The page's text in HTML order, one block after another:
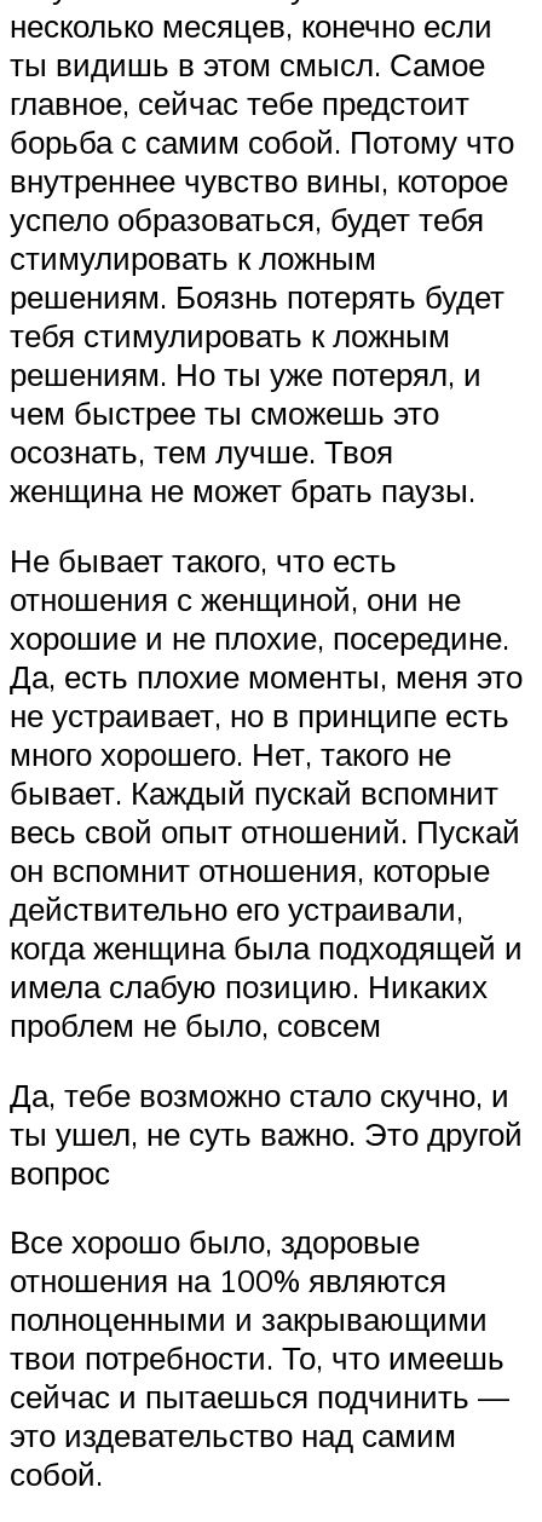
несколько месяцев, конечно если
ты видишь в этом смысл. Самое
главное, сейчас тебе предстоит
борьба с самим собой. Потому что
внутреннее чувство вины, которое
успело образоваться, будет тебя
стимулировать к ложным
решениям. Боязнь потерять будет
тебя стимулировать к ложным
решениям. Но ты уже потерял, и
чем быстрее ты сможешь это
осознать, тем лучше. Твоя
женщина не может брать паузы.
Не бывает такого, что есть
отношения с женщиной, они не
хорошие и не плохие, посередине.
Да, есть плохие моменты, меня это
не устраивает, но в принципе есть
много хорошего. Нет, такого не
бывает. Каждый пускай вспомнит
весь свой опыт отношений. Пускай
он вспомнит отношения, которые
действительно его устраивали,
когда женщина была подходящей и
имела слабую позицию. Никаких
проблем не было, совсем
Да, тебе возможно стало скучно, и
ты ушел, не суть важно. Это другой
вопрос
Все хорошо было, здоровые
отношения на 100% являются
полноценными и закрывающими
твои потребности. То, что имеешь
сейчас и пытаешься подчинить —
это издевательство над самим
собой.